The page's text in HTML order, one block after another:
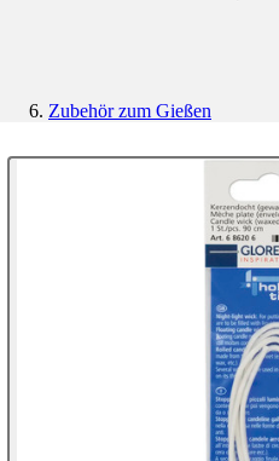
Zubehör zum Gießen